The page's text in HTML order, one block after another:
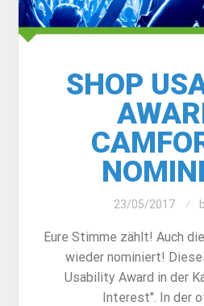
SHOP
23/05/2017
Eure Stimme zählt! Auch
wieder nominiert!
Usability Award in der
Interest". In der